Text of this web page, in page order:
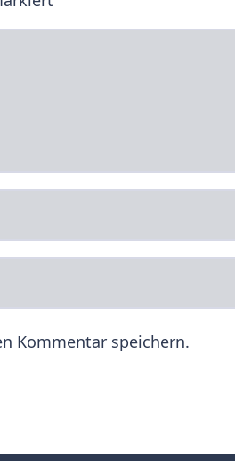
Kommentar speichern.